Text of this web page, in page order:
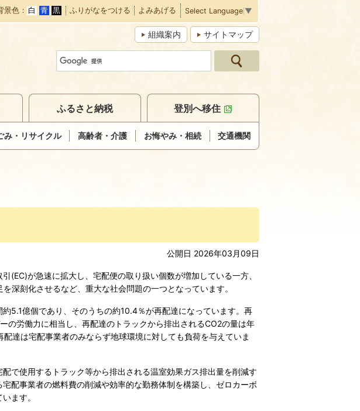
景色 白 青 黒 ふりがなをつける よみあげる Select Language ▼
組織案内 サイトマップ
み・リサイクル 高齢者・介護 お悔やみ・相続 交通機関
ふるさと納税 登別へ移住
公開日 2026年03月09日
が急速に拡大し、宅配便の取り扱い個数が増加している一方、
深刻化させるなど、重大な社会問題の一つとなっています。
5.1億個であり、そのうちの約10.4％が再配達になっています。再
の労働力に相当し、再配達のトラックから排出されるCO2の量は年
達は宅配事業者のみならず地球環境に対しても負荷を与えていま
使用するトラック等から排出される温室効果ガス排出量を削減す
配事業者の燃料費の削減や効率的な勤務体制を構築し、ゼロカーボ
ます。